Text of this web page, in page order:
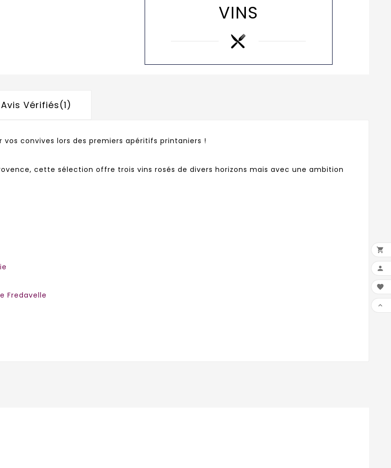
VINS
Avis Vérifiés(1)
convives lors des premiers apéritifs printaniers !
cette sélection offre trois vins rosés de divers horizons mais avec une ambition
Fredavelle



